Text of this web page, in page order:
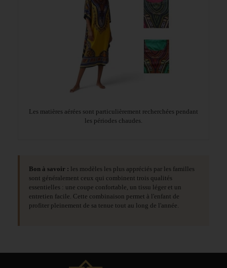
Les matières aérées sont particulièrement recherchées pendant
les périodes chaudes.
Bon à savoir : les modèles les plus appréciés par les familles
sont généralement ceux qui combinent trois qualités
essentielles : une coupe confortable, un tissu léger et un
entretien facile. Cette combinaison permet à l'enfant de
profiter pleinement de sa tenue tout au long de l'année.